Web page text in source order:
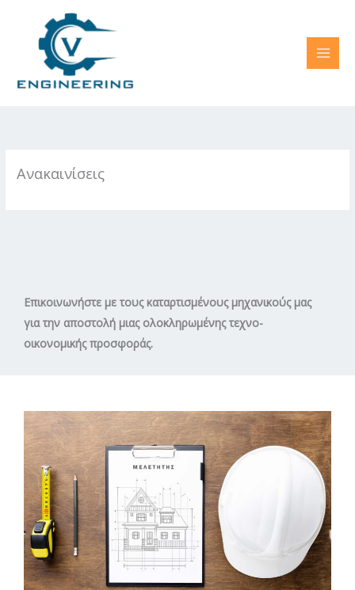
Ανακαινίσεις
Επικοινωνήστε με τους καταρτισμένους μηχανικούς μας
για την αποστολή μιας ολοκληρωμένης τεχνο-
οικονομικής προσφοράς.